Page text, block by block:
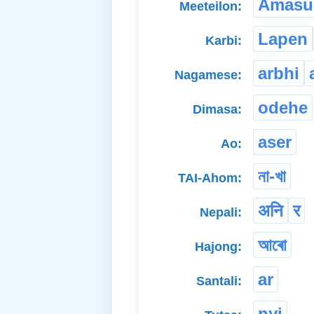
Meeteilon:
Karbi: Lapen
Nagamese: arbhi
Dimasa: odehe
Ao: aser
TAI-Ahom: না-খা
Nepali: अनि र
Hajong: আৰো
Santali: ar